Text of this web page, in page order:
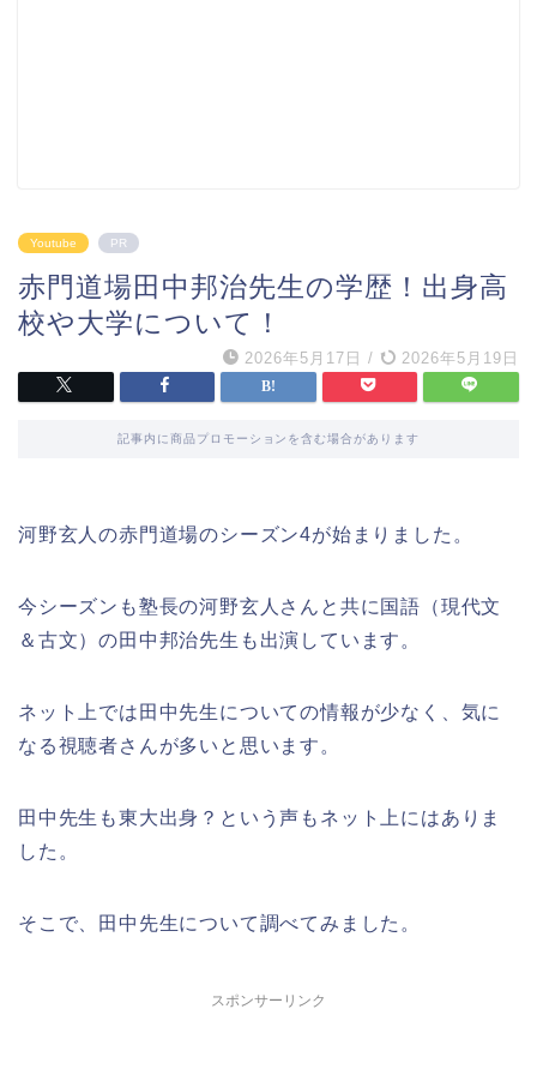
Youtube PR
赤門道場田中邦治先生の学歴！出身高
校や大学について！
2026年5月17日 / 2026年5月19日
記事内に商品プロモーションを含む場合があります
河野玄人の赤門道場のシーズン4が始まりました。
今シーズンも塾長の河野玄人さんと共に国語（現代文
＆古文）の田中邦治先生も出演しています。
ネット上では田中先生についての情報が少なく、気に
なる視聴者さんが多いと思います。
田中先生も東大出身？という声もネット上にはありま
した。
そこで、田中先生について調べてみました。
スポンサーリンク